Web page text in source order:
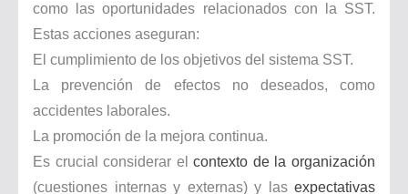
como las oportunidades relacionados con la SST.
Estas acciones aseguran:
El cumplimiento de los objetivos del sistema SST.
La prevención de efectos no deseados, como
accidentes laborales.
La promoción de la mejora continua.
Es crucial considerar elcontexto de la organización
(cuestiones internas y externas) y las expectativas